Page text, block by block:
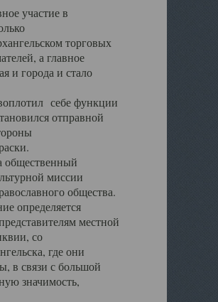
участие в
торговых
а главное
и города и стало
себе функции
отправной
миссии
общества.
определяется
местной
со
где они
в связи с большой
значимость,